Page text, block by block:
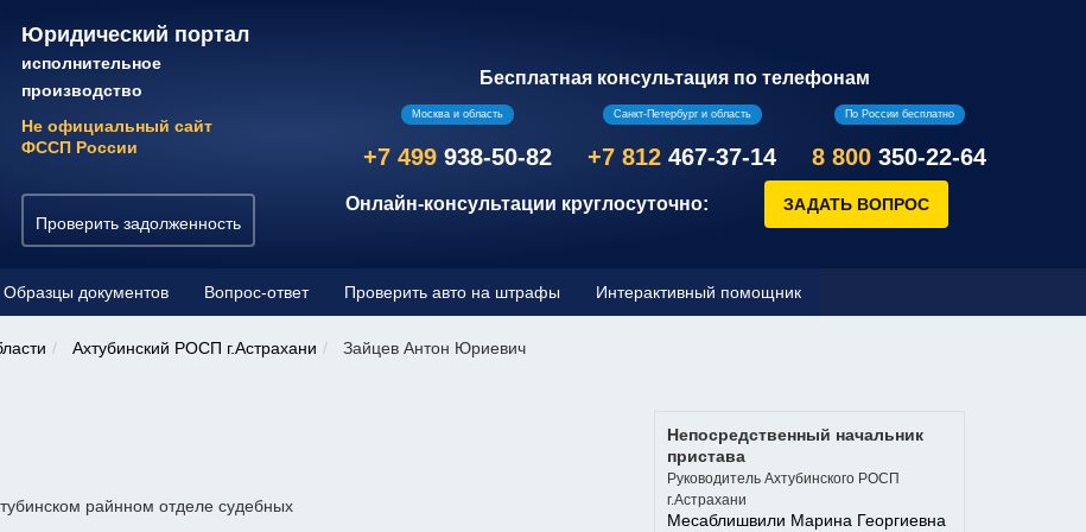
Юридический портал
исполнительное
производство
Не официальный сайт
ФССП России
Проверить задолженность
Бесплатная консультация по телефонам
Москва и область
+7 499 938-50-82
Санкт-Петербург и область
+7 812 467-37-14
По России бесплатно
8 800 350-22-64
Онлайн-консультации круглосуточно:
Образцы документов Вопрос-ответ Проверить авто на штрафы Интерактивный помощник
Ахтубинский РОСП г.Астрахани Зайцев Антон Юриевич
райнном отделе судебных
Непосредственный начальник
пристава
Руководитель Ахтубинского РОСП
г.Астрахани
Месаблишвили Марина Георгиевна